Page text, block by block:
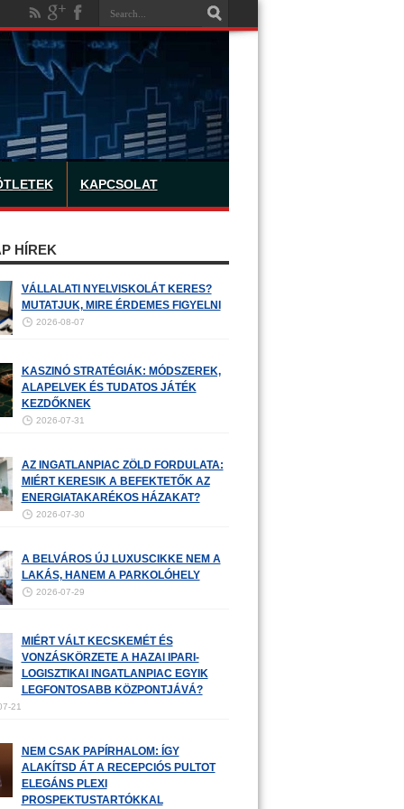
KAPCSOLAT
HÍREK
VÁLLALATI NYELVISKOLÁT KERES?
MUTATJUK, MIRE ÉRDEMES FIGYELNI
2026-08-07
KASZINÓ STRATÉGIÁK: MÓDSZEREK,
ALAPELVEK ÉS TUDATOS JÁTÉK
KEZDŐKNEK
2026-07-31
AZ INGATLANPIAC ZÖLD FORDULATA:
MIÉRT KERESIK A BEFEKTETŐK AZ
ENERGIATAKARÉKOS HÁZAKAT?
2026-07-30
A BELVÁROS ÚJ LUXUSCIKKE NEM A
LAKÁS, HANEM A PARKOLÓHELY
2026-07-29
MIÉRT VÁLT KECSKEMÉT ÉS
VONZÁSKÖRZETE A HAZAI IPARI-
LOGISZTIKAI INGATLANPIAC EGYIK
LEGFONTOSABB KÖZPONTJÁVÁ?
21
NEM CSAK PAPÍRHALOM: ÍGY
ALAKÍTSD ÁT A RECEPCIÓS PULTOT
ELEGÁNS PLEXI
PROSPEKTUSTARTÓKKAL